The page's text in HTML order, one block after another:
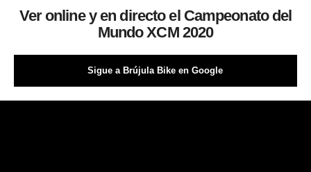
Ver online y en directo el Campeonato del
Mundo XCM 2020
Sigue a Brújula Bike en Google